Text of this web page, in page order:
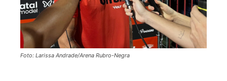
Foto: Larissa Andrade/Arena Rubro-Negra